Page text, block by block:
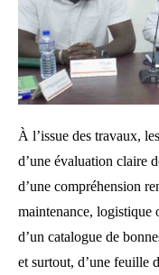
À l’issue des travaux,
d’une évaluation claire
d’une compréhension
maintenance, logistique
d’un catalogue de
et surtout, d’une feuille